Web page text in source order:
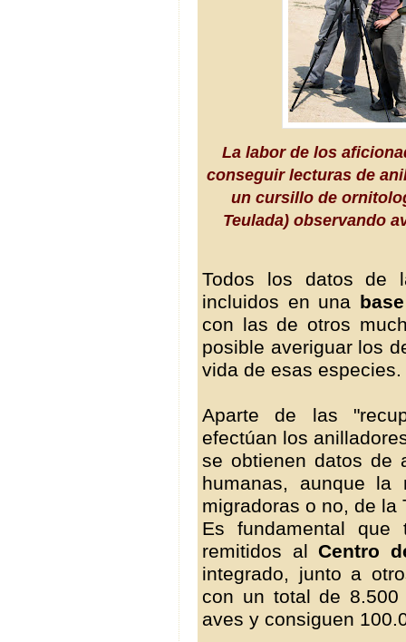
La labor de los
conseguir lecturas de
un cursillo de
Teulada) observando
Todos los datos de
incluidos en una
con las de otros
posible averiguar los
vida de esas especies.
Aparte de las
efectúan los
se obtienen datos de
humanas, aunque
migradoras o no, de la
Es fundamental
remitidos alCentro
integrado, junto a
con un total de 8.500
aves y consiguen